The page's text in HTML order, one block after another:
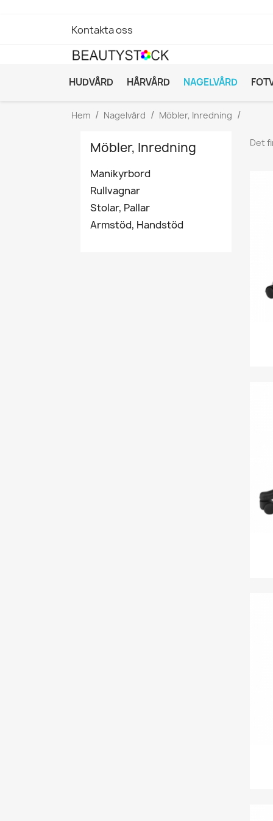
Kontakta oss
HUDVÅRD HÅRVÅRD NAGELVÅRD
Hem Nagelvård Möbler, Inredning
Möbler, Inredning
Manikyrbord
Rullvagnar
Stolar, Pallar
Armstöd, Handstöd
Det